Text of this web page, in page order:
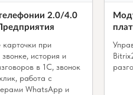
2.0/4.0
при
история и
в 1С, звонок
работа с
WhatsApp и